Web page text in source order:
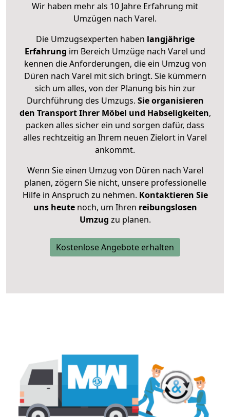
Wir haben mehr als 10 Jahre Erfahrung mit
Umzügen nach Varel.
Die Umzugsexperten haben langjährige
Erfahrung im Bereich Umzüge nach Varel und
kennen die Anforderungen, die ein Umzug von
Düren nach Varel mit sich bringt. Sie kümmern
sich um alles, von der Planung bis hin zur
Durchführung des Umzugs. Sie organisieren
den Transport Ihrer Möbel und Habseligkeiten,
packen alles sicher ein und sorgen dafür, dass
alles rechtzeitig an Ihrem neuen Zielort in Varel
ankommt.
Wenn Sie einen Umzug von Düren nach Varel
planen, zögern Sie nicht, unsere professionelle
Hilfe in Anspruch zu nehmen. Kontaktieren Sie
uns heutenoch, um Ihren reibungslosen
Umzug zu planen.
Kostenlose Angebote erhalten